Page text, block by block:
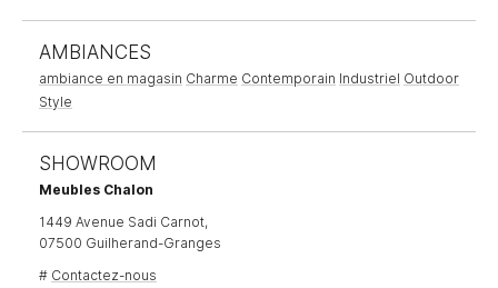
AMBIANCES
ambiance en magasin Charme Contemporain Industriel Outdoor
Style
SHOWROOM
Meubles Chalon
1449 Avenue Sadi Carnot,
07500 Guilherand-Granges
# Contactez-nous